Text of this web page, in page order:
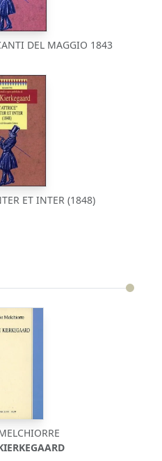
DEL MAGGIO 1843
ET INTER (1848)